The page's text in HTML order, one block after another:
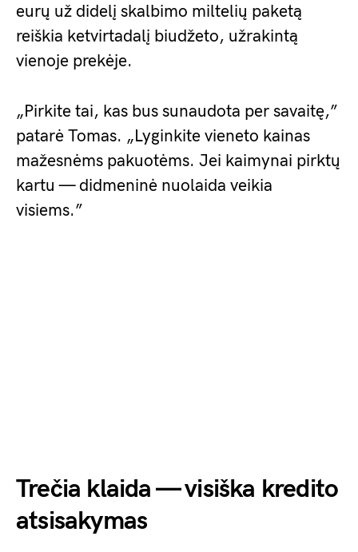
eurų už didelį skalbimo miltelių paketą
reiškia ketvirtadalį biudžeto, užrakintą
vienoje prekėje.
„Pirkite tai, kas bus sunaudota per savaitę,”
patarė Tomas. „Lyginkite vieneto kainas
mažesnėms pakuotėms. Jei kaimynai pirktų
kartu — didmeninė nuolaida veikia
visiems.”
Trečia klaida — visiška kredito
atsisakymas